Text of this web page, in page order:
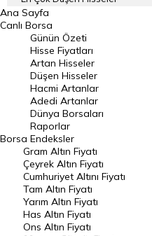
Geçmiş Kapanışlar
Raporlar
DÖVİZ
Dolar Kuru
Pound Kuru
Riyal Kuru
Danimarka Kronu Kuru
Ana Sayfa
Canlı Borsa
Borsa
Günün Özeti
Hisse Fiyatları
Artan Hisseler
Düşen Hisseler
Hacmi Artanlar
Adedi Artanlar
Dünya Borsaları
Raporlar
Endeksler
Gram Altın Fiyatı
Çeyrek Altın Fiyatı
Cumhuriyet Altını Fiyatı
Tam Altın Fiyatı
Yarım Altın Fiyatı
Has Altın Fiyatı
Ons Altın Fiyatı